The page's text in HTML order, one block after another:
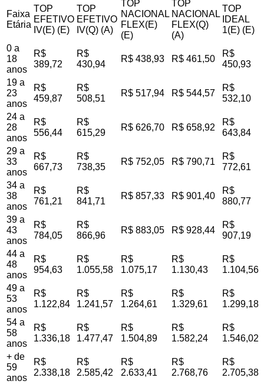
Faixa
Etária
TOP
EFETIVO
IV(E) (E)
TOP
EFETIVO
IV(Q) (A)
TOP
NACIONAL
FLEX(E)
(E)
TOP
NACIONAL
FLEX(Q)
(A)
TOP
IDEAL
1(E) (E)
0 a
18
anos
R$
389,72
R$
430,94
R$ 438,93 R$ 461,50
R$
450,93
19 a
23
anos
R$
459,87
R$
508,51
R$ 517,94 R$ 544,57
R$
532,10
24 a
28
anos
R$
556,44
R$
615,29
R$ 626,70 R$ 658,92
R$
643,84
29 a
33
anos
R$
667,73
R$
738,35
R$ 752,05 R$ 790,71
R$
772,61
34 a
38
anos
R$
761,21
R$
841,71
R$ 857,33 R$ 901,40
R$
880,77
39 a
43
anos
R$
784,05
R$
866,96
R$ 883,05 R$ 928,44
R$
907,19
44 a
48
anos
R$
954,63
R$
1.055,58
R$
1.075,17
R$
1.130,43
R$
1.104,56
49 a
53
anos
R$
1.122,84
R$
1.241,57
R$
1.264,61
R$
1.329,61
R$
1.299,18
54 a
58
anos
R$
1.336,18
R$
1.477,47
R$
1.504,89
R$
1.582,24
R$
1.546,02
+ de
59
anos
R$
2.338,18
R$
2.585,42
R$
2.633,41
R$
2.768,76
R$
2.705,38